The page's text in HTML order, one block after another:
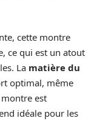
cette montre
ce qui est un atout
La matière du
optimal, même
est
idéale pour les